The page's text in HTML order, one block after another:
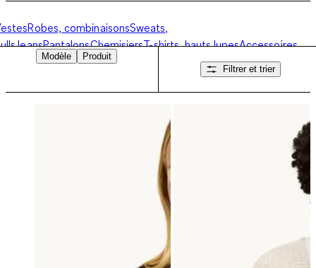
Robes, combinaisonsSweats,
JeansPantalonsChemisiersT-shirts, hautsJupesAccessoires,
Modèle
Produit
Filtrer et trier